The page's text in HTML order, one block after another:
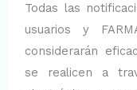
Todas las
usuarios y
considerarán
se realicen a